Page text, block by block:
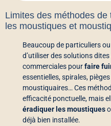
Limites des méthodes
les moustiques et
Beaucoup de particuliers
d’utiliser des solutions
commerciales pourfaire
essentielles, spirales,
moustiquaires… Ces
efficacité ponctuelle, mais
éradiquer les moustiques
déjà bien installée.